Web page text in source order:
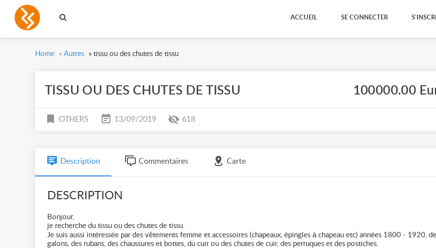
ACCUEIL SE CONNECTER
Home » Autres » tissu ou des chutes de tissu
TISSU OU DES CHUTES DE TISSU 100000.00
OTHERS 13/09/2019 618
Description Commentaires Carte
DESCRIPTION
Bonjour,
je recherche du tissu ou des chutes de tissu.
Je suis aussi intéressée par des vêtements femme et accessoires (chapeaux, épingles à chapeau etc) années 1800 - 1920,
galons, des rubans, des chaussures et bottes, du cuir ou des chutes de cuir, des perruques et des postiches.